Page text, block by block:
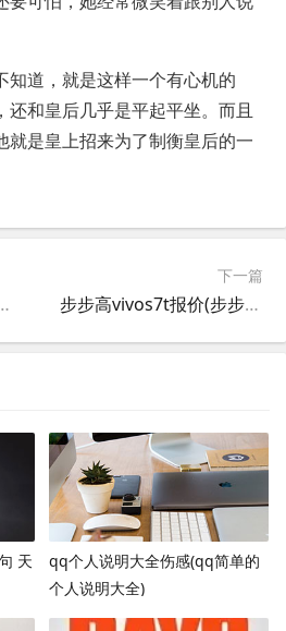
知道，就是这样一个有心机的
还和皇后几乎是平起平坐。而且
就是皇上招来为了制衡皇后的一
的石兰是好的还是坏的
下一篇
步步高vivos7t报价(步步高vivos7t的ram空间是多少)
天
qq个人说明大全伤感(qq简单的
个人说明大全)